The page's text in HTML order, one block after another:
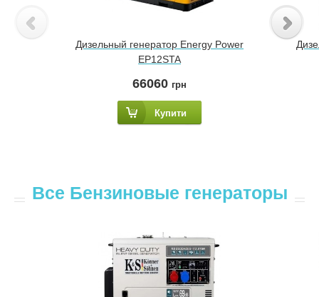
Дизельный генератор Energy Power
EP12STA
66060 грн
Купити
Все Бензиновые генераторы